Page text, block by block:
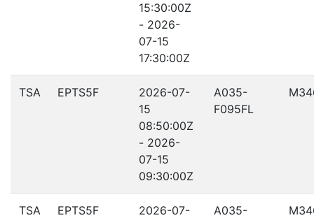
15:30:00Z
- 2026-
07-15
17:30:00Z
TSA EPTS5F
2026-07-
15
08:50:00Z
- 2026-
07-15
09:30:00Z
A035-
F095FL
TSA EPTS5F
2026-07-
A035-